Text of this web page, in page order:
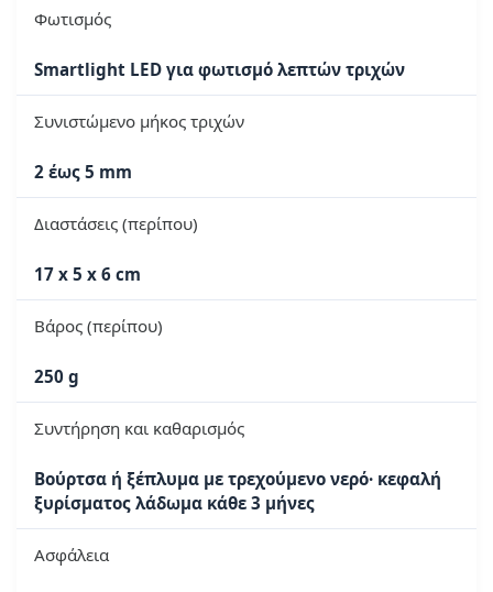
Φωτισμός
Smartlight LED για φωτισμό λεπτών τριχών
Συνιστώμενο μήκος τριχών
2 έως 5 mm
Διαστάσεις (περίπου)
17 x 5 x 6 cm
Βάρος (περίπου)
250 g
Συντήρηση και καθαρισμός
Βούρτσα ή ξέπλυμα με τρεχούμενο νερό· κεφαλή
ξυρίσματος λάδωμα κάθε 3 μήνες
Ασφάλεια